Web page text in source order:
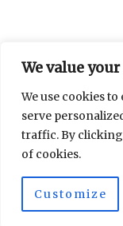
We value
We use cookies
serve
traffic. By clicking
of cookies.
Customize